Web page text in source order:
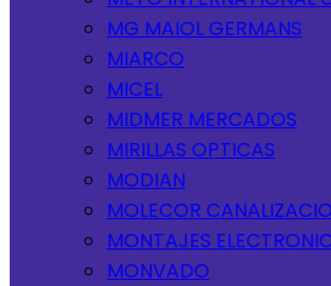
MG MAIOL GERMANS
MIARCO
MICEL
MIDMER MERCADOS
MIRILLAS OPTICAS
MODIAN
MOLECOR
MONTAJES
MONVADO